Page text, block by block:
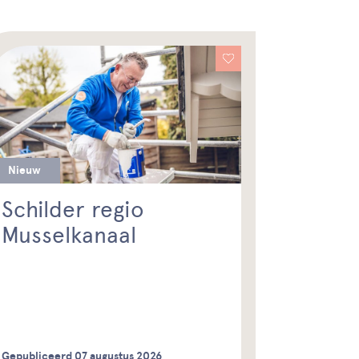
Nieuw
Schilder regio
Musselkanaal
Gepubliceerd 07 augustus 2026